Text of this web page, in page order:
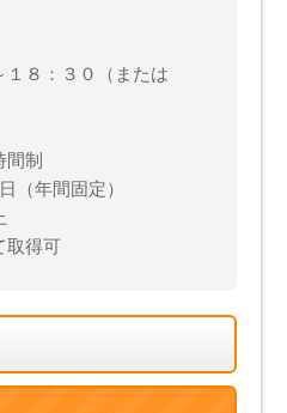
１８：３０（または
間制
（年間固定）
取得可